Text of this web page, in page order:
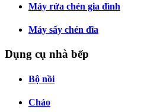
Máy rửa chén gia đình
Máy sấy chén đĩa
Dụng cụ nhà bếp
Bộ nồi
Chảo